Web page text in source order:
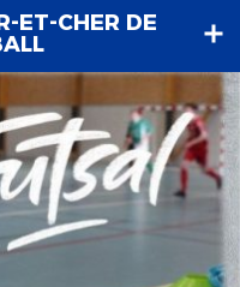
ET-CHER DE